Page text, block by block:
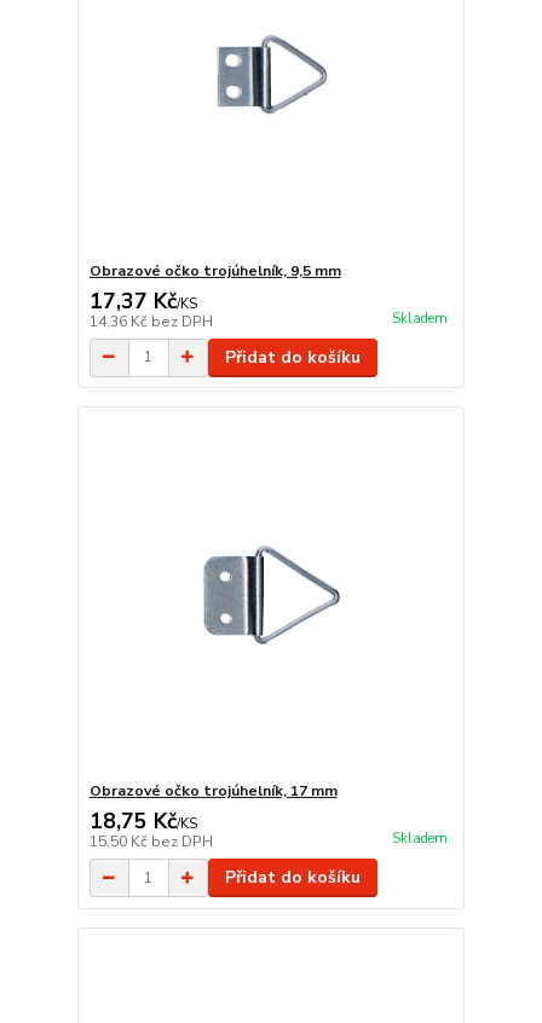
Obrazové očko trojúhelník, 9,5 mm
17,37 Kč/KS
14,36 Kč bez DPH Skladem
Přidat do košíku
Obrazové očko trojúhelník, 17 mm
18,75 Kč/KS
15,50 Kč bez DPH Skladem
Přidat do košíku